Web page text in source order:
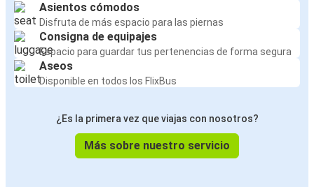
Asientos cómodos
Disfruta de más espacio para las piernas
Consigna de equipajes
Espacio para guardar tus pertenencias de forma segura
Aseos
Disponible en todos los FlixBus
¿Es la primera vez que viajas con nosotros?
Más sobre nuestro servicio